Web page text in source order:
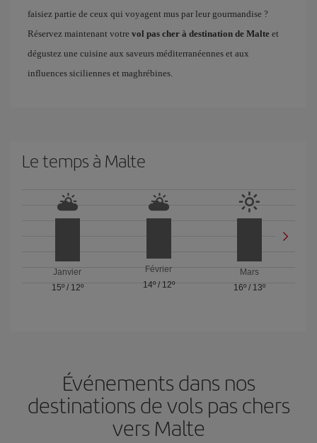
faisiez partie de ceux qui voyagent mus par leur gourmandise ?
Réservez maintenant votre vol pas cher à destination de Malte et
dégustez une cuisine aux saveurs méditerranéennes et aux
influences siciliennes et maghrébines.
Le temps à Malte
Janvier
15º/ 12º
Février
14º/ 12º
Mars
16º / 13º
Événements dans nos
destinations de vols pas chers
vers Malte